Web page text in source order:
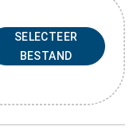
SELECTEER
BESTAND